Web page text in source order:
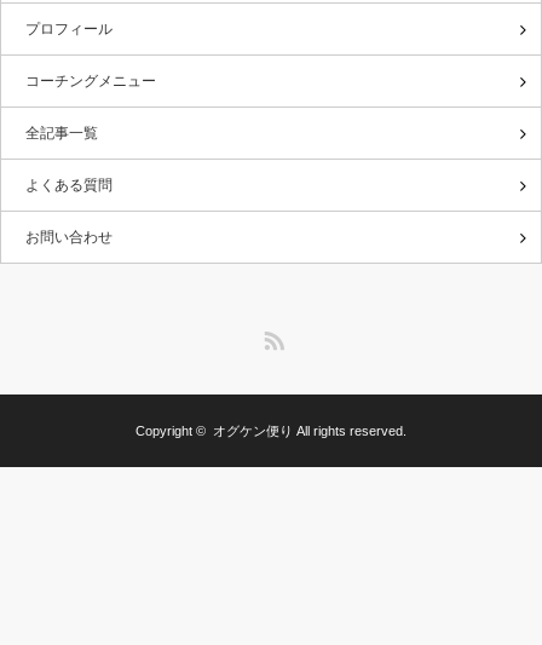
プロフィール
コーチングメニュー
全記事一覧
よくある質問
お問い合わせ
Copyright © オグケン便り All rights reserved.